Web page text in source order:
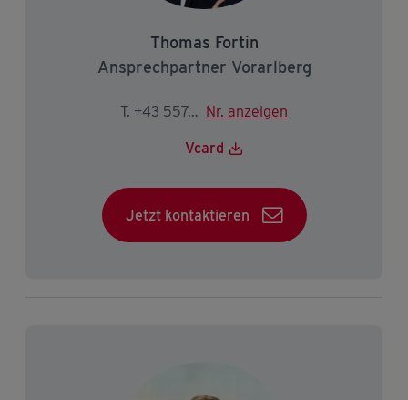
Thomas Fortin
Ansprechpartner Vorarlberg
T. +43 5574 403-2223 Nr. anzeigen
Vcard
Jetzt kontaktieren